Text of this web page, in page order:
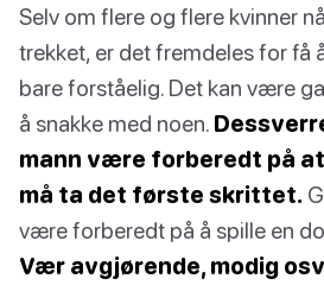
Selv om flere og flere kvinner
trekket, er det fremdeles for få
bare forståelig. Det kan være
å snakke med noen.
mann være forberedt på
må ta det første skrittet.
være forberedt på å spille en
Vær avgjørende, modig